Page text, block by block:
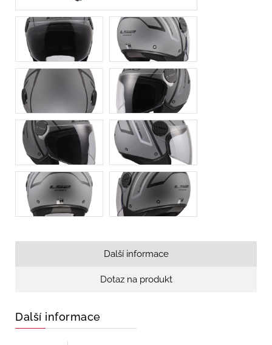
Další informace
Dotaz na produkt
Další informace